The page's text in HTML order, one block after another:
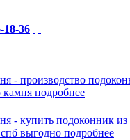
18-36
камня подробнее
выгодно подробнее